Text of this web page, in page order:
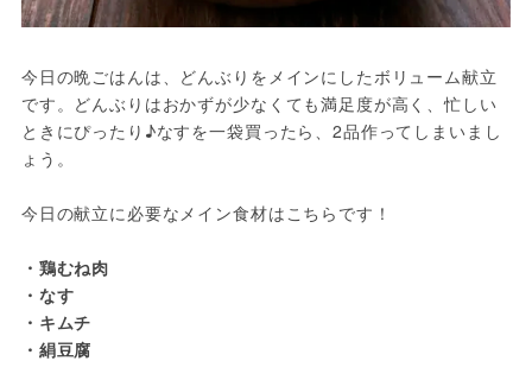
今日の晩ごはんは、どんぶりをメインにしたボリューム献立
です。どんぶりはおかずが少なくても満足度が高く、忙しい
ときにぴったり♪なすを一袋買ったら、2品作ってしまいまし
ょう。
今日の献立に必要なメイン食材はこちらです！
・鶏むね肉
・なす
・キムチ
・絹豆腐